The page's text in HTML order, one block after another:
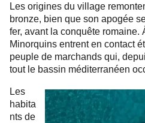
Les origines du village
bronze, bien que son apogée
fer, avant la conquête romaine.
Minorquins entrent en contact
peuple de marchands qui,
tout le bassin méditerranéen
Les
habita
nts de